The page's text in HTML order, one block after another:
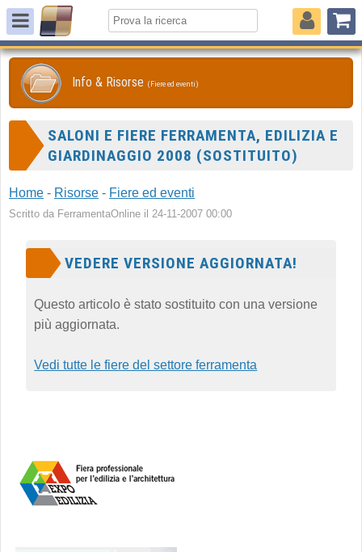
Info & Risorse (Fiere ed eventi)
SALONI E FIERE FERRAMENTA, EDILIZIA E
GIARDINAGGIO 2008 (SOSTITUITO)
Home - Risorse - Fiere ed eventi
Scritto da FerramentaOnline il 24-11-2007 00:00
VEDERE VERSIONE AGGIORNATA!
Questo articolo è stato sostituito con una versione
più aggiornata.
Vedi tutte le fiere del settore ferramenta